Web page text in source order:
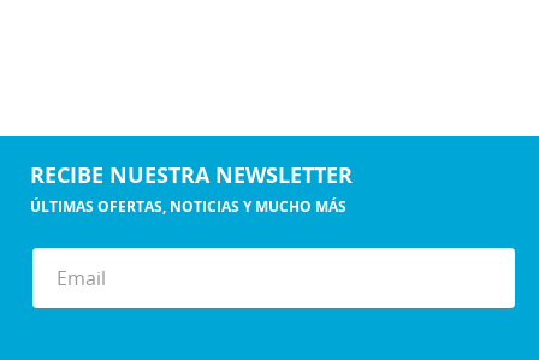
RECIBE NUESTRA NEWSLETTER
ÚLTIMAS OFERTAS, NOTICIAS Y MUCHO MÁS